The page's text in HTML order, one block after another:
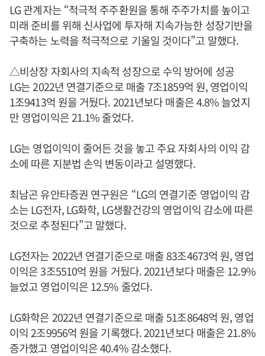
LG 관계자는 “적극적 주주환원을 통해 주주가치를 높이고
미래 준비를 위해 신사업에 투자해 지속가능한 성장기반을
구축하는 노력을 적극적으로 기울일 것이다”고 말했다.
△비상장 자회사의 지속적 성장으로 수익 방어에 성공
LG는 2022년 연결기준으로 매출 7조1859억 원, 영업이익
1조9413억 원을 거뒀다. 2021년보다 매출은 4.8% 늘었지
만 영업이익은 21.1% 줄었다.
LG는 영업이익이 줄어든 것을 놓고 주요 자회사의 이익 감
소에 따른 지분법 손익 변동이라고 설명했다.
최남곤 유안타증권 연구원은 “LG의 연결기준 영업이익 감
소는 LG전자, LG화학, LG생활건강의 영업이익 감소에 따른
것으로 추정된다”고 말했다.
LG전자는 2022년 연결기준으로 매출 83조4673억 원, 영업
이익은 3조5510억 원을 거뒀다. 2021년보다 매출은 12.9%
늘었고 영업이익은 12.5% 줄었다.
LG화학은 2022년 연결기준으로 매출 51조8648억 원, 영업
이익 2조9956억 원을 기록했다. 2021년보다 매출은 21.8%
증가했고 영업이익은 40.4% 감소했다.